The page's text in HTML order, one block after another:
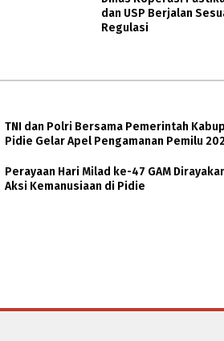
dan USP Berjalan
Regulasi
TNI dan Polri Bersama Pemerintah
Pidie Gelar Apel Pengamanan Pemilu
Perayaan Hari Milad ke-47 GAM
Aksi Kemanusiaan di Pidie